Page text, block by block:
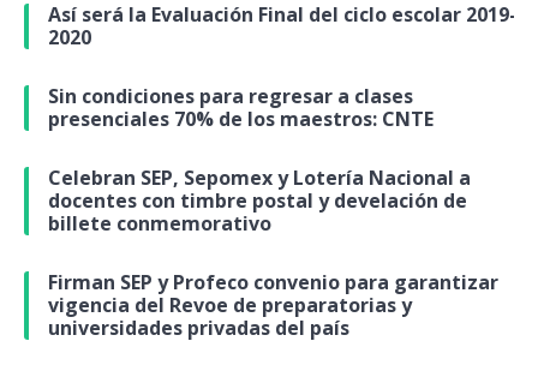
Así será la Evaluación Final del ciclo escolar 2019-
2020
Sin condiciones para regresar a clases
presenciales 70% de los maestros: CNTE
Celebran SEP, Sepomex y Lotería Nacional a
docentes con timbre postal y develación de
billete conmemorativo
Firman SEP y Profeco convenio para garantizar
vigencia del Revoe de preparatorias y
universidades privadas del país